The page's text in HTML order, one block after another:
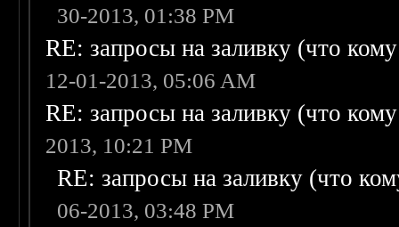
30-2013, 01:38 PM
RE: запросы на заливку (что
12-01-2013, 05:06 AM
RE: запросы на заливку (что
2013, 10:21 PM
RE: запросы на заливку (что
06-2013, 03:48 PM